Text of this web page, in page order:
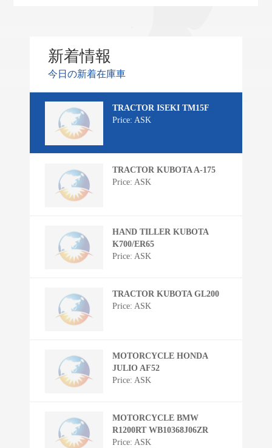
新着情報
今日の新着在庫車
TRACTOR ISEKI TM15F
Price: ASK
TRACTOR KUBOTA A-175
Price: ASK
HAND TILLER KUBOTA
K700/ER65
Price: ASK
TRACTOR KUBOTA GL200
Price: ASK
MOTORCYCLE HONDA
JULIO AF52
Price: ASK
MOTORCYCLE BMW
R1200RT WB10368J06ZR
Price: ASK